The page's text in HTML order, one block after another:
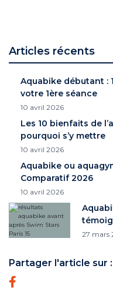
Articles récents
Aquabike débutant :
votre 1ère séance
10 avril 2026
Les 10 bienfaits de
pourquoi s’y mettre
10 avril 2026
Aquabike ou
Comparatif 2026
10 avril 2026
27 mars
Partager l'article sur :